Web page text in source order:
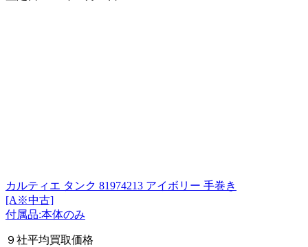
カルティエ タンク 81974213 アイボリー 手巻き
[A※中古]
付属品:本体のみ
９社平均買取価格